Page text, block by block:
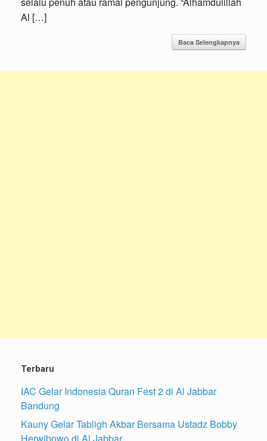
Al […]
Baca Selengkapnya
Terbaru
IAC Gelar Indonesia Quran Fest 2 di Al Jabbar
Bandung
Kauny Gelar Tabligh Akbar Bersama Ustadz Bobby
Herwibowo di Al Jabbar